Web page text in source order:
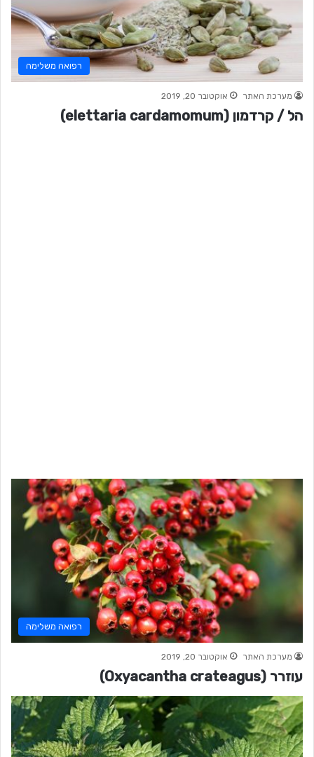
רפואה משלימה
מערכת האתר אוקטובר 20, 2019
הל / קרדמון (elettaria cardamomum)
רפואה משלימה
מערכת האתר אוקטובר 20, 2019
עוזרר (Oxyacantha crateagus)